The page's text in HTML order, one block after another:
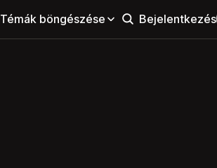
Témák böngészése Bejelentkezés